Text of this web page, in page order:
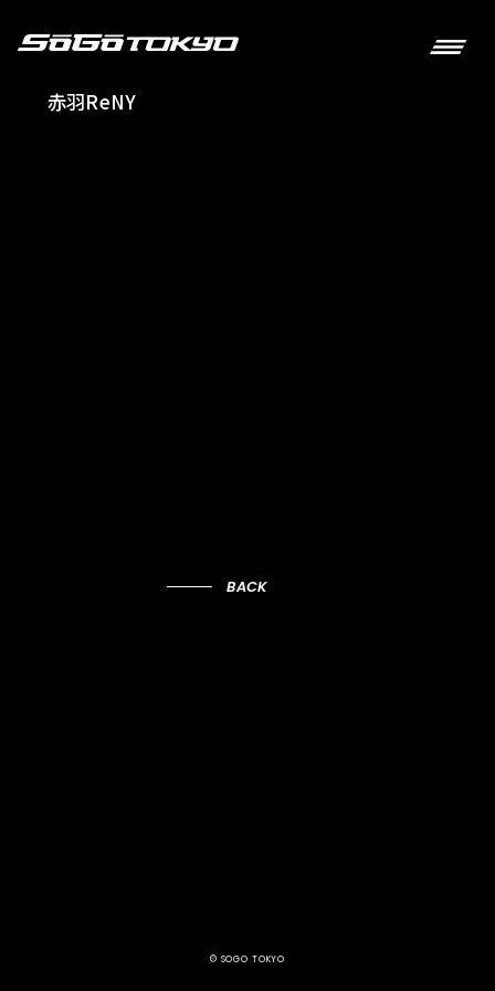
赤羽ReNY
BACK
© SOGO TOKYO